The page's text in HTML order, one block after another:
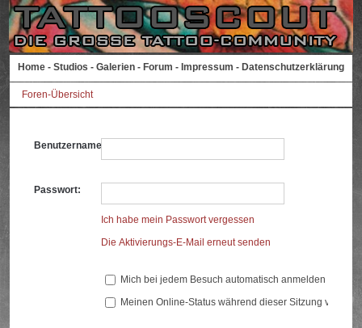
Home - Studios - Galerien - Forum - Impressum - Datenschutzerklärung
Foren-Übersicht
Benutzername:
Passwort:
Ich habe mein Passwort vergessen
Die Aktivierungs-E-Mail erneut senden
Mich bei jedem Besuch automatisch anmelden
Meinen Online-Status während dieser Sitzung